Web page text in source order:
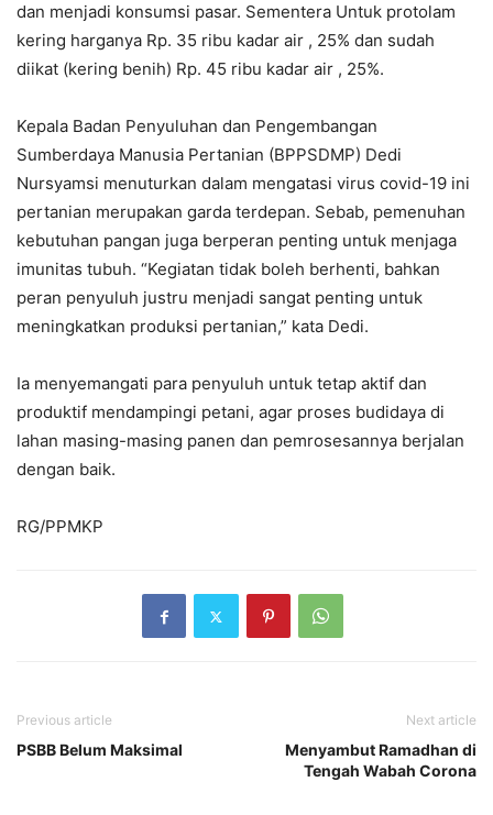
dan menjadi konsumsi pasar. Sementera Untuk protolam
kering harganya Rp. 35 ribu kadar air , 25% dan sudah
diikat (kering benih) Rp. 45 ribu kadar air , 25%.
Kepala Badan Penyuluhan dan Pengembangan
Sumberdaya Manusia Pertanian (BPPSDMP) Dedi
Nursyamsi menuturkan dalam mengatasi virus covid-19 ini
pertanian merupakan garda terdepan. Sebab, pemenuhan
kebutuhan pangan juga berperan penting untuk menjaga
imunitas tubuh. “Kegiatan tidak boleh berhenti, bahkan
peran penyuluh justru menjadi sangat penting untuk
meningkatkan produksi pertanian,” kata Dedi.
Ia menyemangati para penyuluh untuk tetap aktif dan
produktif mendampingi petani, agar proses budidaya di
lahan masing-masing panen dan pemrosesannya berjalan
dengan baik.
RG/PPMKP
Previous article
PSBB Belum Maksimal
Next article
Menyambut Ramadhan di
Tengah Wabah Corona